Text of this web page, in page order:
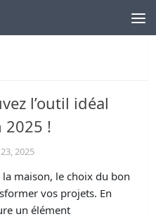
l’outil idéal
2025 !
2025
la maison, le choix du bon
vos projets. En
un élément